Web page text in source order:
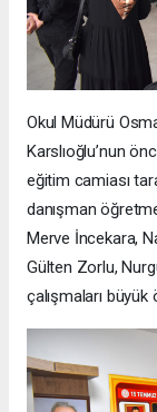
Okul Müdürü
Karslıoğlu’nun
eğitim camiası
danışman
Merve İncekara,
Gülten Zorlu,
çalışmaları büyük